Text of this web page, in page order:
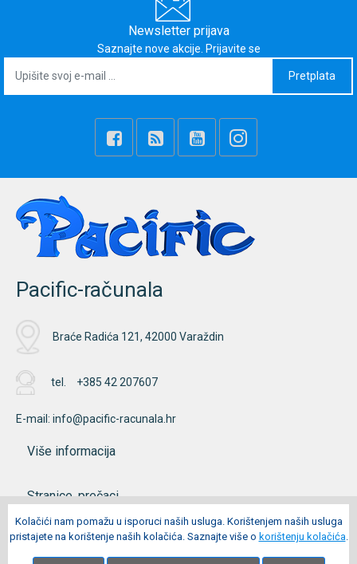
Newsletter prijava
Saznajte nove akcije. Prijavite se
Pretplata
Pacific-računala
Braće Radića 121, 42000 Varaždin
tel. +385 42 207607
E-mail: info@pacific-racunala.hr
Više informacija
Stranice, prečaci
Moj račun
Kolačići nam pomažu u isporuci naših usluga. Korištenjem naših usluga
pristajete na korištenje naših kolačića. Saznajte više o korištenju kolačića.